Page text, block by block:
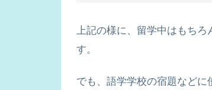
上記の様に、留学中はもち
す。
でも、語学学校の宿題など